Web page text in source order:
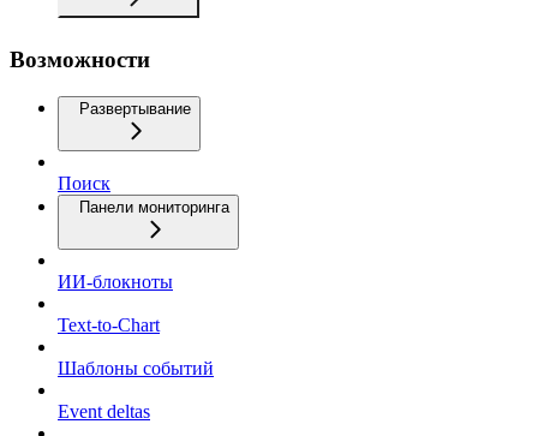
Возможности
Развертывание
Поиск
Панели мониторинга
ИИ-блокноты
Text-to-Chart
Шаблоны событий
Event deltas